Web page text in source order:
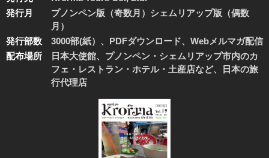
発行月
プノンペン版（奇数月）シェムリアップ版（偶数
月）
発行部数
3000部(紙）、PDFダウンロード、Webメルマガ配信
配布場所
日本大使館、プノンペン・シェムリアップ市内のカ
フェ・レストラン・ホテル・土産店など、日本の旅
行代理店